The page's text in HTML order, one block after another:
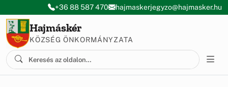
Ugrás a menüre
Ugrás a tartalomra
+36 88 587 470 hajmaskerjegyzo@hajmasker.hu
Hajmáskér
KÖZSÉG ÖNKORMÁNYZATA